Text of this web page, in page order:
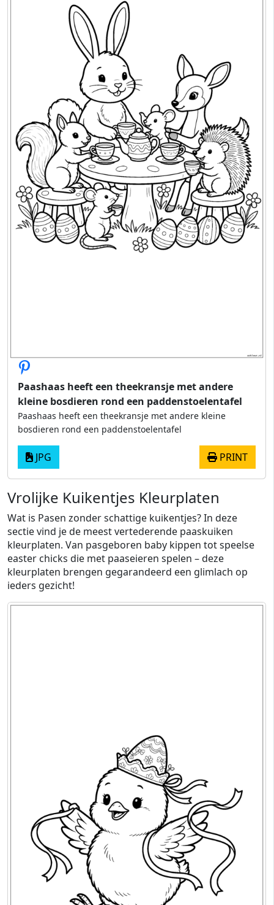
Paashaas heeft een theekransje met andere
kleine bosdieren rond een paddenstoelentafel
Paashaas heeft een theekransje met andere kleine
bosdieren rond een paddenstoelentafel
JPG PRINT
Vrolijke Kuikentjes Kleurplaten
Wat is Pasen zonder schattige kuikentjes? In deze
sectie vind je de meest vertederende paaskuiken
kleurplaten. Van pasgeboren baby kippen tot speelse
easter chicks die met paaseieren spelen – deze
kleurplaten brengen gegarandeerd een glimlach op
ieders gezicht!